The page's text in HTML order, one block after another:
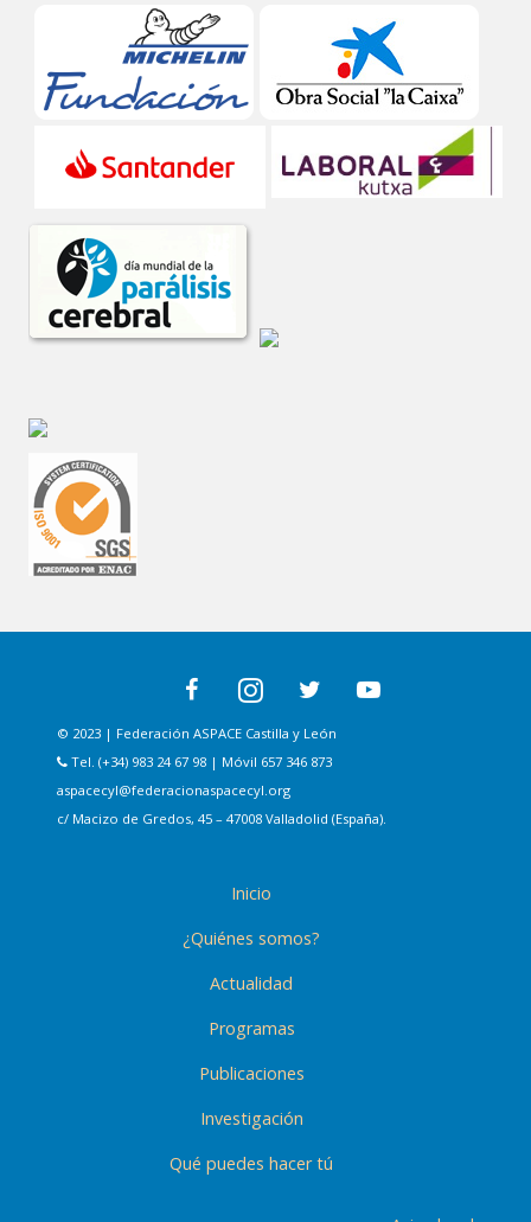
© 2023 | Federación ASPACE Castilla y León
Tel. (+34) 983 24 67 98 | Móvil 657 346 873
aspacecyl@federacionaspacecyl.org
c/ Macizo de Gredos, 45 – 47008 Valladolid (España).
Inicio
¿Quiénes somos?
Actualidad
Programas
Publicaciones
Investigación
Qué puedes hacer tú